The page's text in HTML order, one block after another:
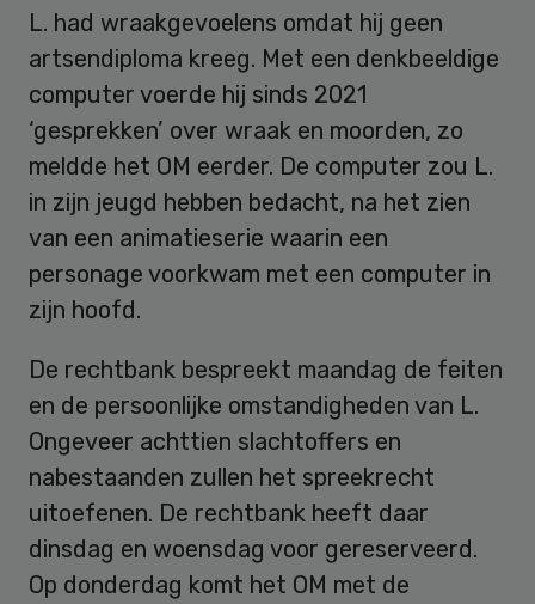
L. had wraakgevoelens omdat hij geen
artsendiploma kreeg. Met een denkbeeldige
computer voerde hij sinds 2021
‘gesprekken’ over wraak en moorden, zo
meldde het OM eerder. De computer zou L.
in zijn jeugd hebben bedacht, na het zien
van een animatieserie waarin een
personage voorkwam met een computer in
zijn hoofd.
De rechtbank bespreekt maandag de feiten
en de persoonlijke omstandigheden van L.
Ongeveer achttien slachtoffers en
nabestaanden zullen het spreekrecht
uitoefenen. De rechtbank heeft daar
dinsdag en woensdag voor gereserveerd.
Op donderdag komt het OM met de